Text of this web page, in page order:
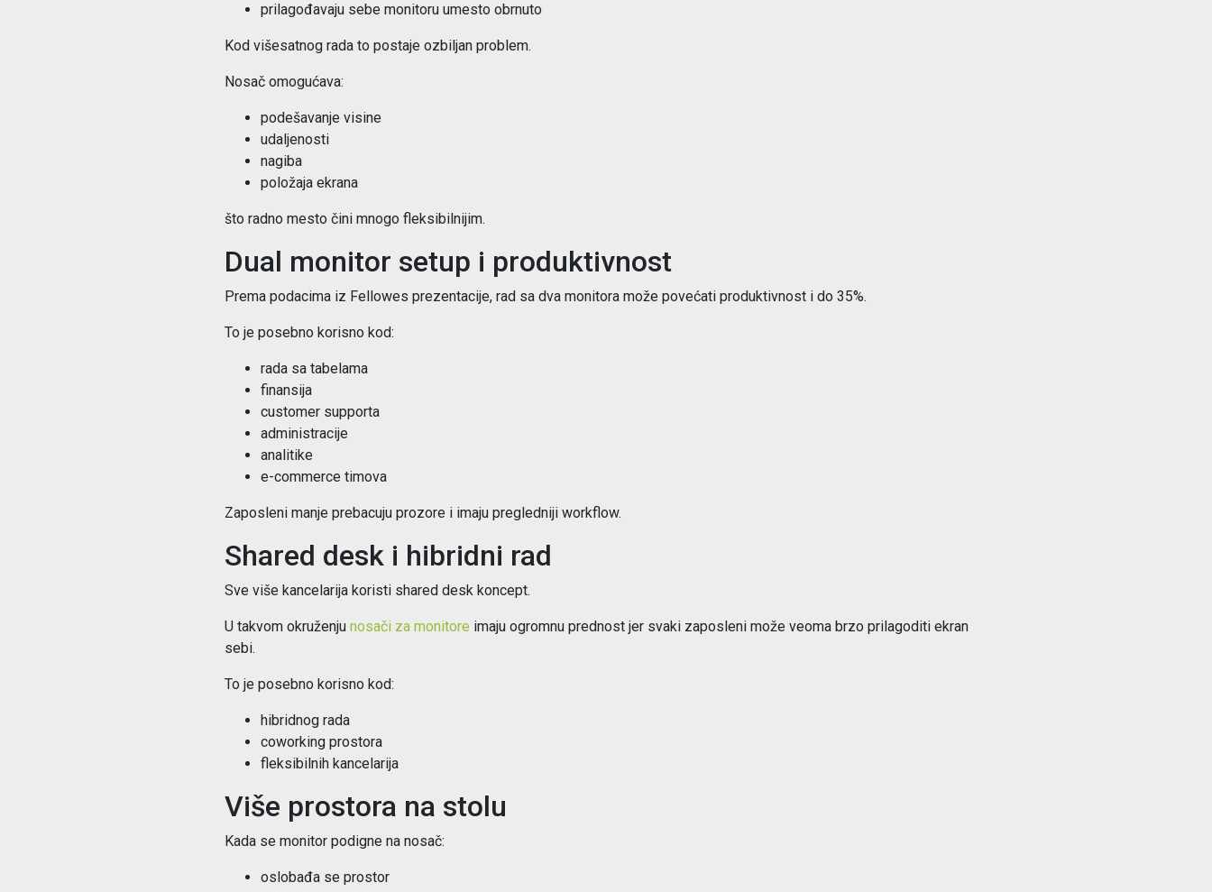
prilagođavaju sebe monitoru umesto obrnuto
Kod višesatnog rada to postaje ozbiljan problem.
Nosač omogućava:
podešavanje visine
udaljenosti
nagiba
položaja ekrana
što radno mesto čini mnogo fleksibilnijim.
Dual monitor setup i produktivnost
Prema podacima iz Fellowes prezentacije, rad sa dva monitora može povećati produktivnost i do 35%.
To je posebno korisno kod:
rada sa tabelama
finansija
customer supporta
administracije
analitike
e-commerce timova
Zaposleni manje prebacuju prozore i imaju pregledniji workflow.
Shared desk i hibridni rad
Sve više kancelarija koristi shared desk koncept.
U takvom okruženju nosači za monitore imaju ogromnu prednost jer svaki zaposleni može veoma brzo prilagoditi ekran
sebi.
To je posebno korisno kod:
hibridnog rada
coworking prostora
fleksibilnih kancelarija
Više prostora na stolu
Kada se monitor podigne na nosač:
oslobađa se prostor